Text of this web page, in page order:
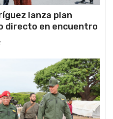
lanza plan
directo en encuentro